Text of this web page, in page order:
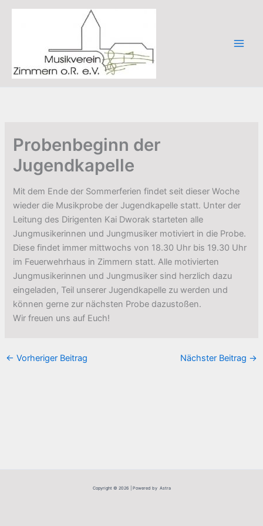
Zum
Probenbeginn der
Jugendkapelle
Mit dem Ende der Sommerferien findet seit dieser Woche
wieder die Musikprobe der Jugendkapelle statt. Unter der
Leitung des Dirigenten Kai Dworak starteten alle
Jungmusikerinnen und Jungmusiker motiviert in die Probe.
Diese findet immer mittwochs von 18.30 Uhr bis 19.30 Uhr
im Feuerwehrhaus in Zimmern statt. Alle motivierten
Jungmusikerinnen und Jungmusiker sind herzlich dazu
eingeladen, Teil unserer Jugendkapelle zu werden und
können gerne zur nächsten Probe dazustoßen.
Wir freuen uns auf Euch!
← Vorheriger Beitrag Nächster Beitrag →
Copyright © 2026 | Powered by Astra